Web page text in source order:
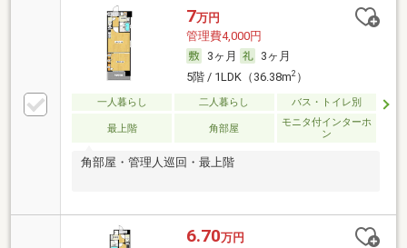
7万円
管理費4,000円
3ヶ月
3ヶ月
5階 / 1LDK（36.38m2）
一人暮らし 二人暮らし バス・トイレ別
最上階 角部屋
モニタ付インターホ
ン
角部屋・管理人巡回・最上階
6.70万円